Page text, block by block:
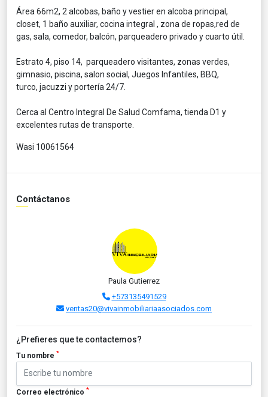
Área 66m2, 2 alcobas, baño y vestier en alcoba principal,
closet, 1 baño auxiliar, cocina integral , zona de ropas,red de
gas, sala, comedor, balcón, parqueadero privado y cuarto útil.
Estrato 4, piso 14, parqueadero visitantes, zonas verdes,
gimnasio, piscina, salon social, Juegos Infantiles, BBQ,
turco, jacuzzi y portería 24/7.
Cerca al Centro Integral De Salud Comfama, tienda D1 y
excelentes rutas de transporte.
Wasi 10061564
Contáctanos
Paula Gutierrez
+573135491529
ventas20@vivainmobiliariaasociados.com
¿Prefieres que te contactemos?
Tu nombre *
Correo electrónico *